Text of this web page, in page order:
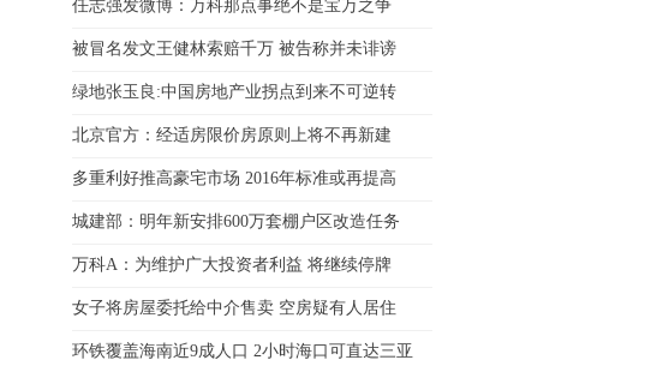
钱先生:139****7316
姚先生:137****6367
于女士:182****8478
黄先生:136****3612
任志强发微博：万科那点事绝不是宝万之争
被冒名发文王健林索赔千万 被告称并未诽谤
绿地张玉良:中国房地产业拐点到来不可逆转
北京官方：经适房限价房原则上将不再新建
多重利好推高豪宅市场 2016年标准或再提高
城建部：明年新安排600万套棚户区改造任务
万科A：为维护广大投资者利益 将继续停牌
女子将房屋委托给中介售卖 空房疑有人居住
环铁覆盖海南近9成人口 2小时海口可直达三亚